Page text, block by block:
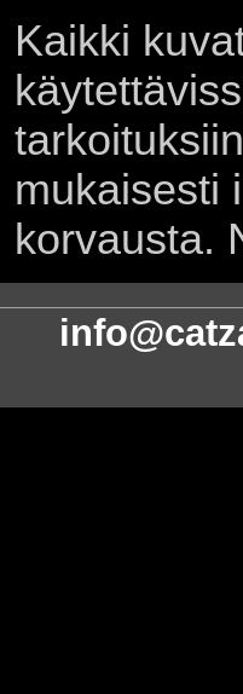
Kaikki
tarkoituksiin
mukaisesti
korvausta.